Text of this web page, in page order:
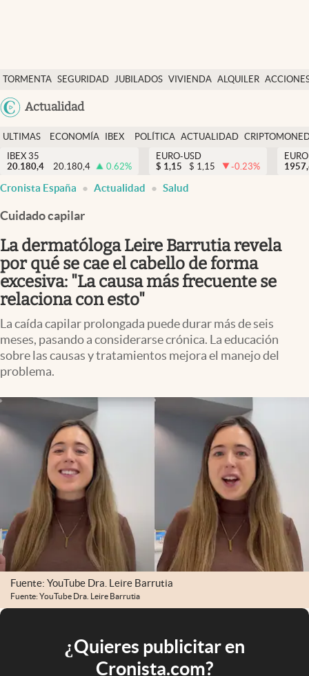
TORMENTA SEGURIDAD JUBILADOS VIVIENDA ALQUILER
Actualidad
Economía y finanzas
Política
Actualidad
Criptomonedas
España
ULTIMAS
NOTICIAS
ECONOMÍA
FINANZAS
IBEX
EURO
POLÍTICA ACTUALIDAD
IBEX 35
20.180,4
20.180,4 0.62%
EURO-USD
$ 1,15 $ 1,15 -0.23%
Cronista España Actualidad Salud
Cuidado capilar
La dermatóloga Leire Barrutia revela
por qué se cae el cabello de forma
excesiva: "La causa más frecuente se
relaciona con esto"
La caída capilar prolongada puede durar más de seis
meses, pasando a considerarse crónica. La educación
sobre las causas y tratamientos mejora el manejo del
problema.
Fuente: YouTube Dra. Leire Barrutia
Fuente: YouTube Dra. Leire Barrutia
¿Quieres publicitar en
Cronista.com?